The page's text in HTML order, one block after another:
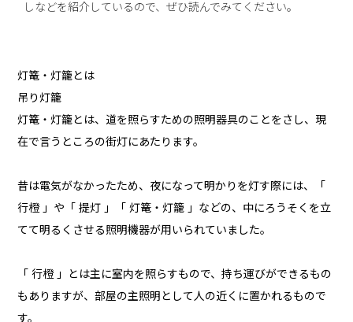
しなどを紹介しているので、ぜひ読んでみてください。
灯篭・灯籠とは
吊り灯籠
灯篭・灯籠とは、道を照らすための照明器具のことをさし、現
在で言うところの街灯にあたります。
昔は電気がなかったため、夜になって明かりを灯す際には、「
行橙 」や「 提灯 」「 灯篭・灯籠 」などの、中にろうそくを立
てて明るくさせる照明機器が用いられていました。
「 行橙 」とは主に室内を照らすもので、持ち運びができるもの
もありますが、部屋の主照明として人の近くに置かれるもので
す。